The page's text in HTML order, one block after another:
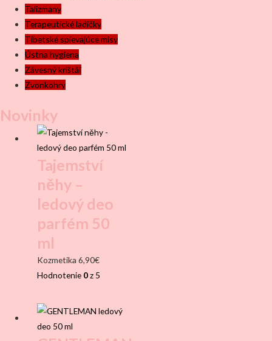
Talizmany
Terapeutické ladičky
Tibetské spievajúce misy
Ústna hygiena
Závesný krištáľ
Zvonkohry
Novinky
Tajemství
něhy –
ledový deo
parfém 50
ml
Kozmetika6,90€
Hodnotenie 0z 5